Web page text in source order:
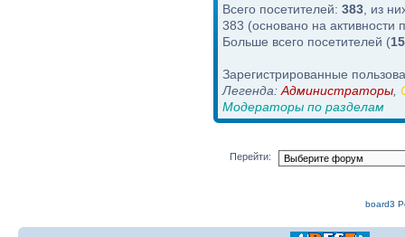
Всего посетителей: 383 , из
383 (основано на активности
Больше всего посетителей (
Зарегистрированные
Легенда: Администраторы
Модераторы по разделам
Перейти:
board3